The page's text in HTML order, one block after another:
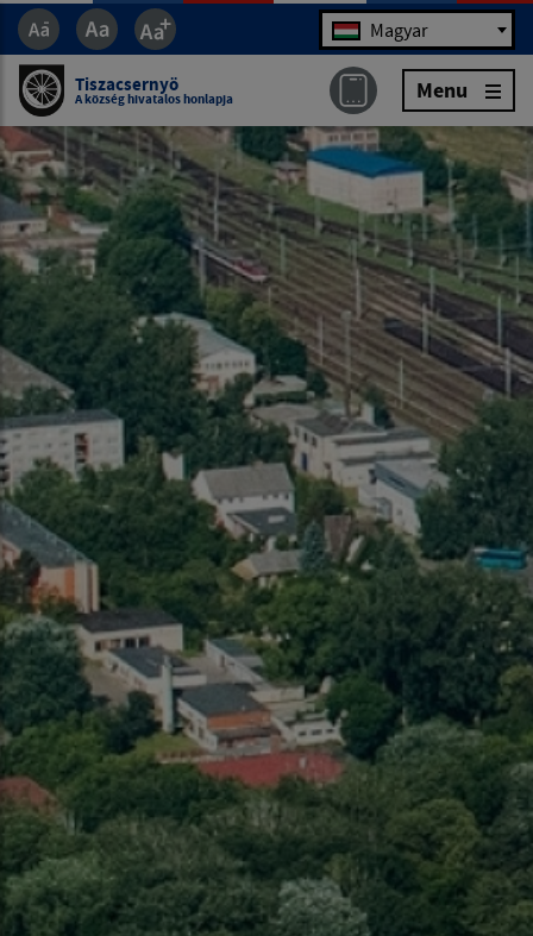
Jazyk Magyar
Tiszacsernyö
A község hivatalos honlapja Menu